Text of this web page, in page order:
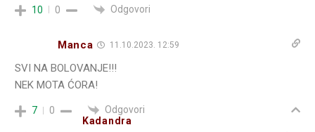
10 0 Odgovori
Manca 11.10.2023. 12:59
SVI NA BOLOVANJE!!!
NEK MOTA ĆORA!
7 0
Odgovori
Kadandra